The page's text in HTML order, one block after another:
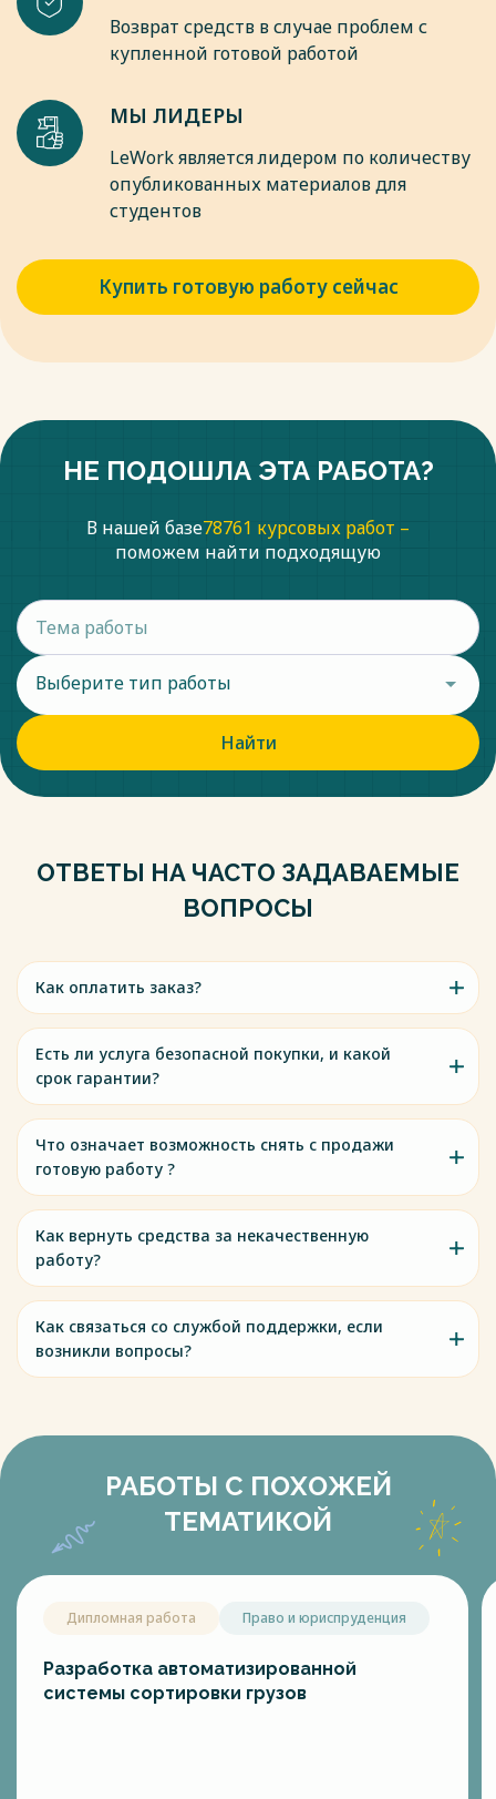
Возврат средств в случае проблем с
купленной готовой работой
МЫ ЛИДЕРЫ
LeWork является лидером по количеству
опубликованных материалов для
студентов
Купить готовую работу сейчас
НЕ ПОДОШЛА ЭТА РАБОТА?
В нашей базе78761 курсовых работ –
поможем найти подходящую
Выберите тип работы
Найти
ОТВЕТЫ НА ЧАСТО ЗАДАВАЕМЫЕ
ВОПРОСЫ
Как оплатить заказ?
Есть ли услуга безопасной покупки, и какой
срок гарантии?
Что означает возможность снять с продажи
готовую работу ?
Как вернуть средства за некачественную
работу?
Как связаться со службой поддержки, если
возникли вопросы?
РАБОТЫ С ПОХОЖЕЙ
ТЕМАТИКОЙ
Дипломная работа Право и юриспруденция
Разработка автоматизированной
системы сортировки грузов